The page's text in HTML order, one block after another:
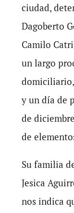
ciudad,
Dagoberto
Camilo
un largo
y un día de
de
de
Su familia
Jesica
nos indica